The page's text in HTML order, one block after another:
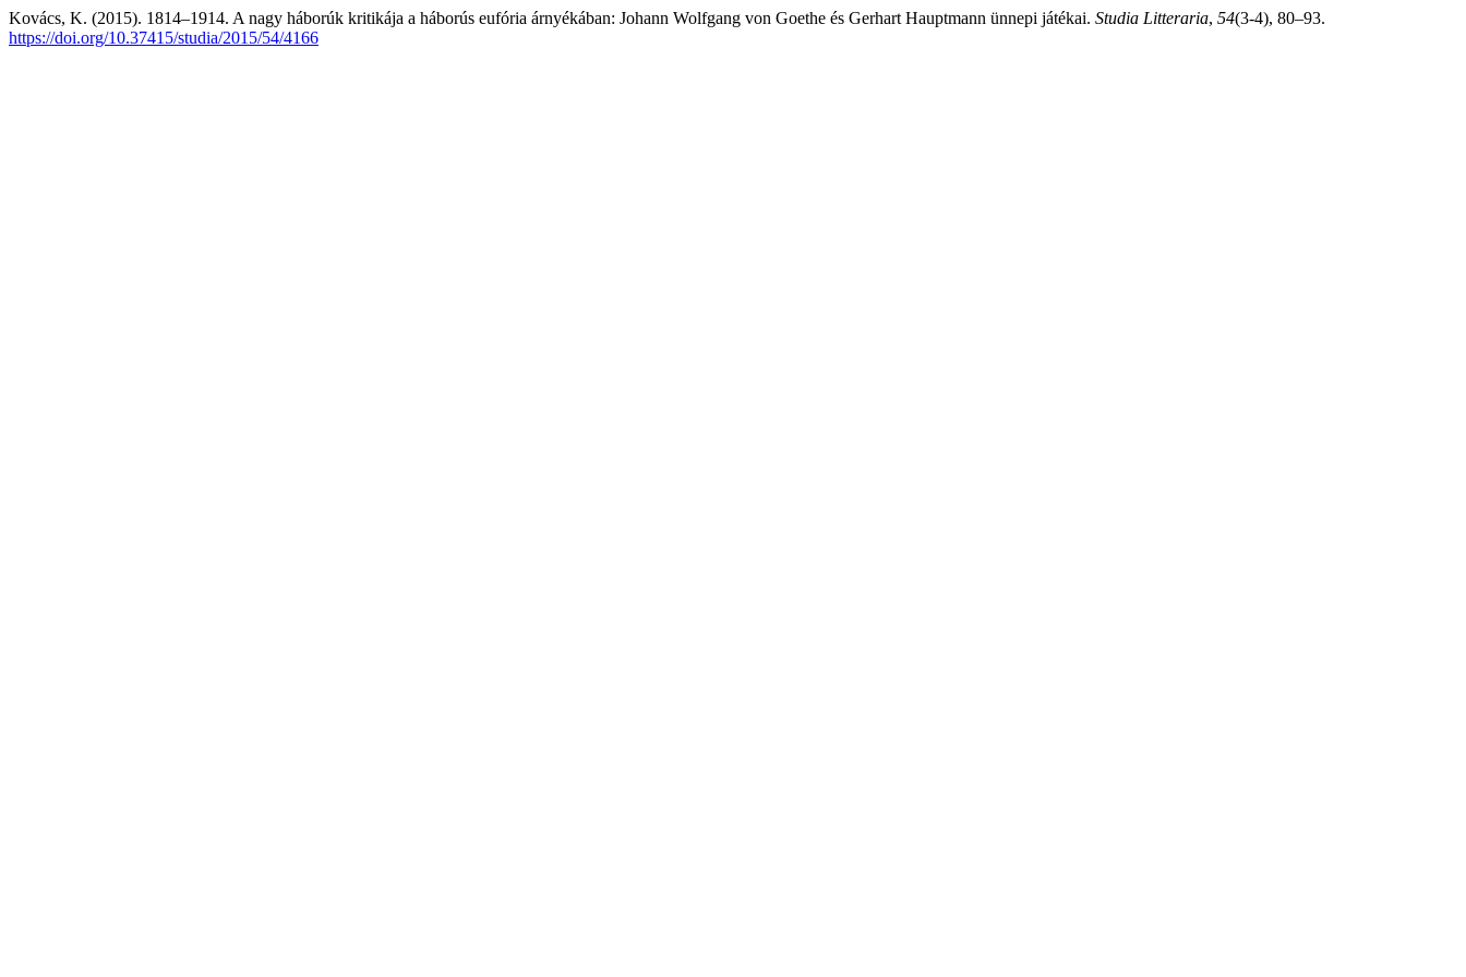
Kovács, K. (2015). 1814–1914. A nagy háborúk kritikája a háborús eufória árnyékában: Johann Wolfgang von Goethe és Gerhart Hauptmann ünnepi játékai. Studia Litteraria, 54(3-4), 80–93.
https://doi.org/10.37415/studia/2015/54/4166